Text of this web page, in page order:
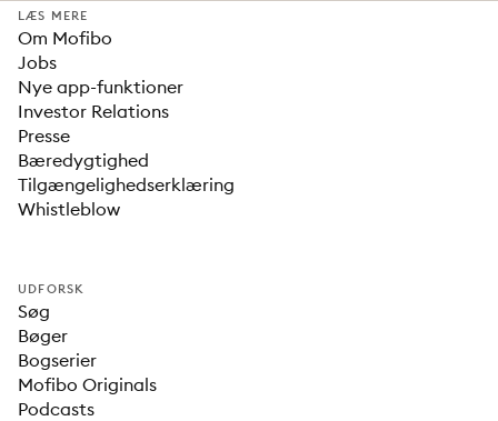
LÆS MERE
Om Mofibo
Jobs
Nye app-funktioner
Investor Relations
Presse
Bæredygtighed
Tilgængelighedserklæring
Whistleblow
UDFORSK
Søg
Bøger
Bogserier
Mofibo Originals
Podcasts